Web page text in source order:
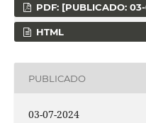
PDF: [PUBLICADO:
HTML
PUBLICADO
03-07-2024